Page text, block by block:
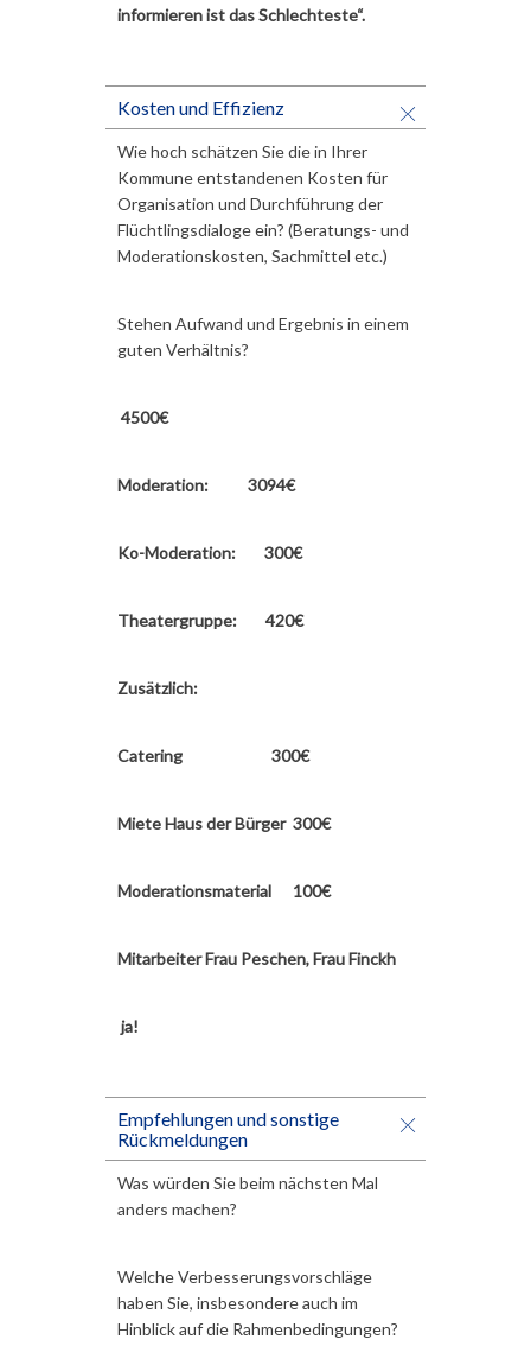
informieren ist das Schlechteste“.
Kosten und Effizienz
Wie hoch schätzen Sie die in Ihrer
Kommune entstandenen Kosten für
Organisation und Durchführung der
Flüchtlingsdialoge ein? (Beratungs- und
Moderationskosten, Sachmittel etc.)
Stehen Aufwand und Ergebnis in einem
guten Verhältnis?
4500€
Moderation: 3094€
Ko-Moderation: 300€
Theatergruppe: 420€
Zusätzlich:
Catering 300€
Miete Haus der Bürger 300€
Moderationsmaterial 100€
Mitarbeiter Frau Peschen, Frau Finckh
ja!
Empfehlungen und sonstige
Rückmeldungen
Was würden Sie beim nächsten Mal
anders machen?
Welche Verbesserungsvorschläge
haben Sie, insbesondere auch im
Hinblick auf die Rahmenbedingungen?